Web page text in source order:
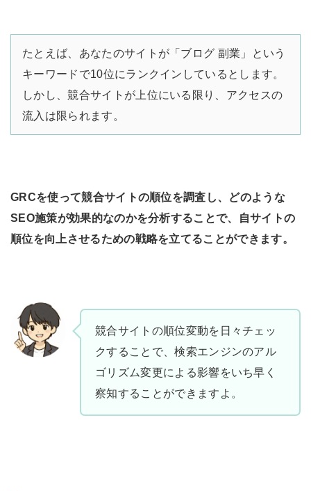
たとえば、あなたのサイトが「ブログ 副業」という
キーワードで10位にランクインしているとします。
しかし、競合サイトが上位にいる限り、アクセスの
流入は限られます。
GRCを使って競合サイトの順位を調査し、どのような
SEO施策が効果的なのかを分析することで、自サイトの
順位を向上させるための戦略を立てることができます。
競合サイトの順位変動を日々チェッ
クすることで、検索エンジンのアル
ゴリズム変更による影響をいち早く
察知することができますよ。